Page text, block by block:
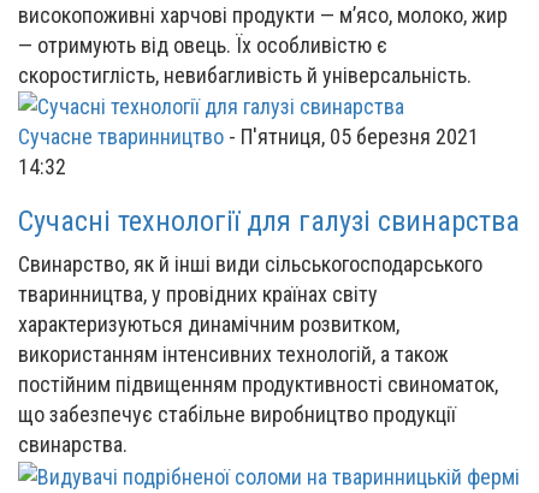
високопоживні харчові продукти — м’ясо, молоко, жир
— отримують від овець. Їх особливістю є
скоростиглість, невибагливість й універсальність.
Сучасне тваринництво - П'ятниця, 05 березня 2021
14:32
Сучасні технології для галузі свинарства
Свинарство, як й інші види сільськогосподарського
тваринництва, у провідних країнах світу
характеризуються динамічним розвитком,
використанням інтенсивних технологій, а також
постійним підвищенням продуктивності свиноматок,
що забезпечує стабільне виробництво продукції
свинарства.